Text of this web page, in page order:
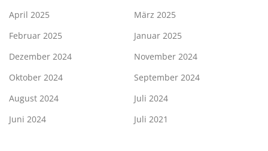
April 2025
März 2025
Februar 2025
Januar 2025
Dezember 2024
November 2024
Oktober 2024
September 2024
August 2024
Juli 2024
Juni 2024
Juli 2021